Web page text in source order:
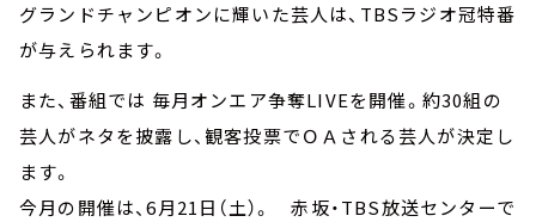
グランドチャンピオンに輝いた芸人は、TBSラジオ冠特番
が与えられます。
また、番組では 毎月オンエア争奪LIVEを開催。約30組の
芸人がネタを披露し、観客投票でＯＡされる芸人が決定し
ます。
今月の開催は、6月21日（土）。 赤坂・TBS放送センターで